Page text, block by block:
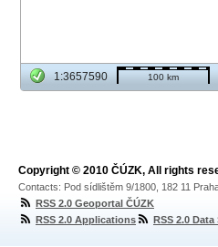
1:3657590 100 km
Copyright © 2010 ČÚZK, All rights
Contacts: Pod sídlištěm 9/1800, 182 11
RSS 2.0 Geoportal ČÚZK
RSS 2.0 Applications
RSS 2.0 Data